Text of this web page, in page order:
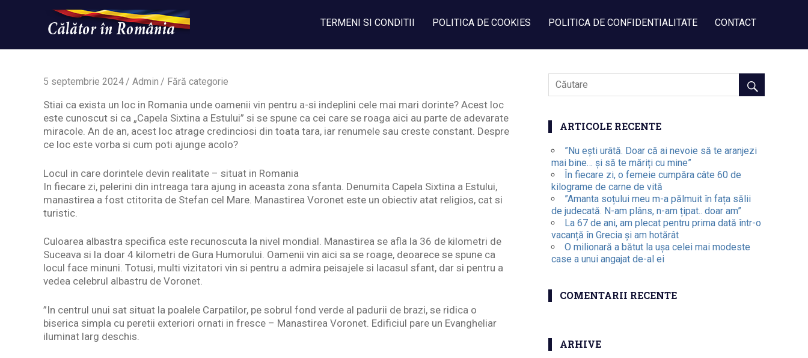
Calatorinromania
WordPress
TERMENI SI CONDITII POLITICA DE COOKIES POLITICA DE CONFIDENTIALITATE CONTACT
5 septembrie 2024 Admin Fără categorie
Stiai ca exista un loc in Romania unde oamenii vin pentru a-si indeplini cele mai mari dorinte? Acest loc
este cunoscut si ca „Capela Sixtina a Estului” si se spune ca cei care se roaga aici au parte de adevarate
miracole. An de an, acest loc atrage credinciosi din toata tara, iar renumele sau creste constant. Despre
ce loc este vorba si cum poti ajunge acolo?
Locul in care dorintele devin realitate – situat in Romania
In fiecare zi, pelerini din intreaga tara ajung in aceasta zona sfanta. Denumita Capela Sixtina a Estului,
manastirea a fost ctitorita de Stefan cel Mare. Manastirea Voronet este un obiectiv atat religios, cat si
turistic.
Culoarea albastra specifica este recunoscuta la nivel mondial. Manastirea se afla la 36 de kilometri de
Suceava si la doar 4 kilometri de Gura Humorului. Oamenii vin aici sa se roage, deoarece se spune ca
locul face minuni. Totusi, multi vizitatori vin si pentru a admira peisajele si lacasul sfant, dar si pentru a
vedea celebrul albastru de Voronet.
”In centrul unui sat situat la poalele Carpatilor, pe sobrul fond verde al padurii de brazi, se ridica o
biserica simpla cu peretii exteriori ornati in fresce – Manastirea Voronet. Edificiul pare un Evangheliar
iluminat larg deschis.
ARTICOLE RECENTE
”Nu ești urâtă. Doar că ai nevoie să te aranjezi
mai bine… și să te măriți cu mine”
În fiecare zi, o femeie cumpăra câte 60 de
kilograme de carne de vită
”Amanta soțului meu m-a pălmuit în fața sălii
de judecată. N-am plâns, n-am țipat.. doar am”
La 67 de ani, am plecat pentru prima dată într-o
vacanță în Grecia și am hotărât
O milionară a bătut la ușa celei mai modeste
case a unui angajat de-al ei
COMENTARII RECENTE
ARHIVE